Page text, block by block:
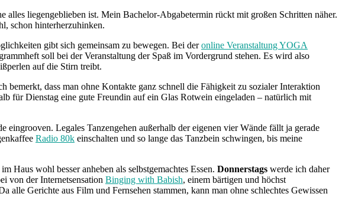
liegengeblieben ist. Mein Bachelor-Abgabetermin rückt mit großen Schritten näher.
schon hinterherzuhinken.
gibt sich gemeinsam zu bewegen. Bei deronline Veranstaltung YOGA
soll bei der Veranstaltung der Spaß im Vordergrund stehen. Es wird also
auf die Stirn treibt.
bemerkt, dass man ohne Kontakte ganz schnell die Fähigkeit zu sozialer Interaktion
für Dienstag eine gute Freundin auf ein Glas Rotwein eingeladen – natürlich mit
eingrooven. Legales Tanzengehen außerhalb der eigenen vier Wände fällt ja gerade
Radio 80k einschalten und so lange das Tanzbein schwingen, bis meine
Haus wohl besser anheben als selbstgemachtes Essen. Donnerstags werde ich daher
von der Internetsensation Binging with Babish, einem bärtigen und höchst
Gerichte aus Film und Fernsehen stammen, kann man ohne schlechtes Gewissen